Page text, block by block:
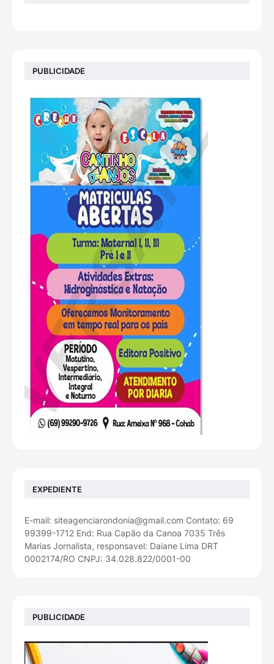
PUBLICIDADE
EXPEDIENTE
E-mail: siteagenciarondonia@gmail.com Contato: 69
99399-1712 End: Rua Capão da Canoa 7035 Três
Marias Jornalista, responsavel: Daiane Lima DRT
0002174/RO CNPJ: 34.028.822/0001-00
PUBLICIDADE